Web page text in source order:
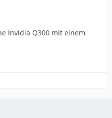
Invidia Q300 mit einem